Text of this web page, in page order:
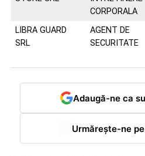
CORPORALA
LIBRA GUARD
SRL
AGENT DE
SECURITATE
Adaugă-ne ca
Urmărește-ne